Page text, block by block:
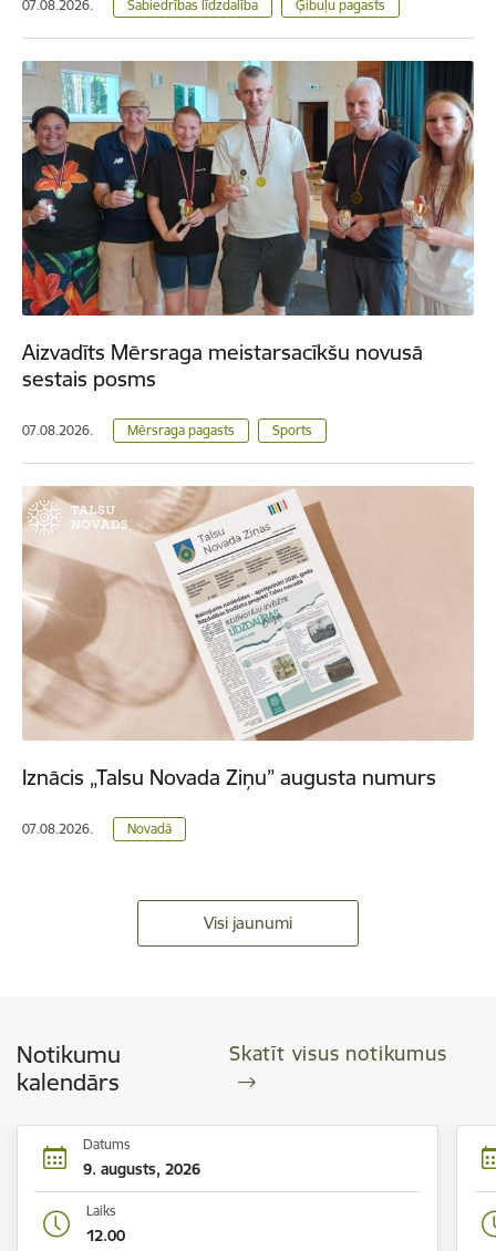
07.08.2026. Sabiedrības līdzdalība Ģibuļu pagasts
Aizvadīts Mērsraga meistarsacīkšu novusā
sestais posms
07.08.2026. Mērsraga pagasts Sports
Iznācis „Talsu Novada Ziņu” augusta numurs
07.08.2026. Novadā
Visi jaunumi
Notikumu
kalendārs
Skatīt visus notikumus
Datums
9. augusts, 2026
Laiks
12.00